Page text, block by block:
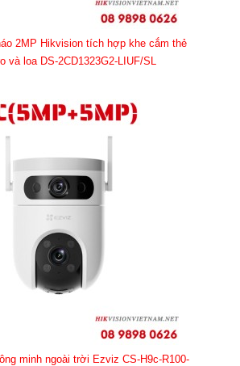
2MP Hikvision tích hợp khe cắm thẻ
và loa DS-2CD1323G2-LIUF/SL
minh ngoài trời Ezviz CS-H9c-R100-